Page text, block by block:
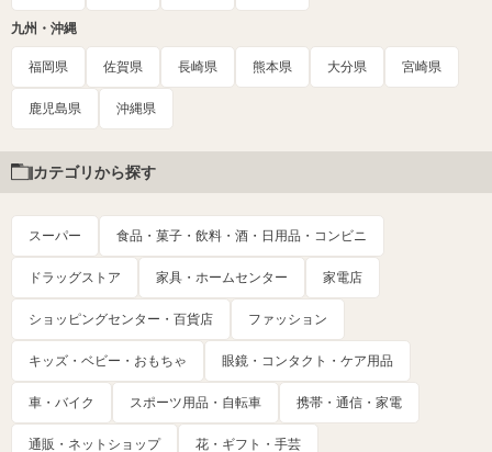
九州・沖縄
福岡県 佐賀県 長崎県 熊本県 大分県 宮崎県
鹿児島県 沖縄県
カテゴリから探す
スーパー 食品・菓子・飲料・酒・日用品・コンビニ
ドラッグストア 家具・ホームセンター 家電店
ショッピングセンター・百貨店 ファッション
キッズ・ベビー・おもちゃ 眼鏡・コンタクト・ケア用品
車・バイク スポーツ用品・自転車 携帯・通信・家電
通販・ネットショップ 花・ギフト・手芸